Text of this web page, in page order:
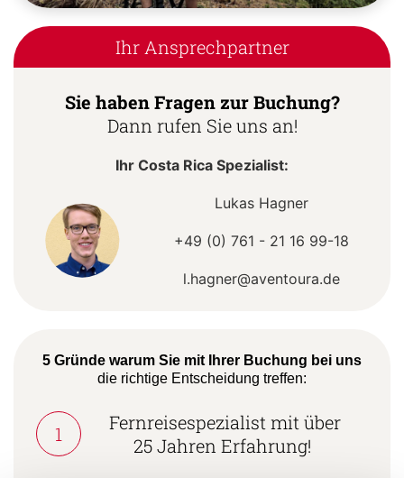
Ihr Ansprechpartner
Sie haben Fragen zur Buchung?
Dann rufen Sie uns an!
Ihr Costa Rica Spezialist:
Lukas Hagner
+49 (0) 761 - 21 16 99-18
l.hagner@aventoura.de
5 Gründe warum Sie mit Ihrer Buchung bei uns
die richtige Entscheidung treffen:
1
Fernreisespezialist mit über
25 Jahren Erfahrung!